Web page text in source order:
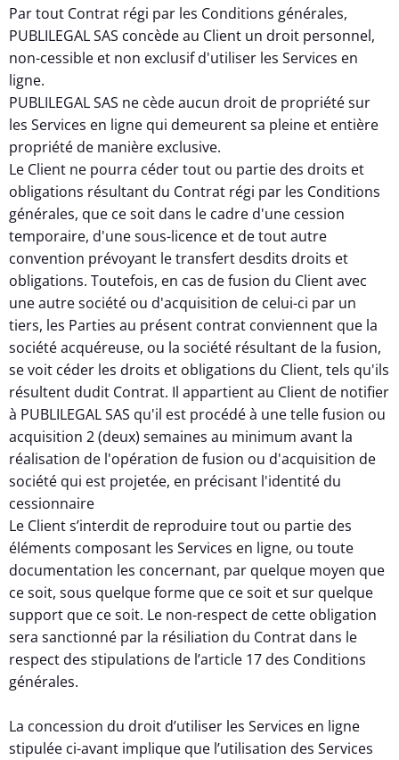
Par tout Contrat régi par les Conditions générales,
PUBLILEGAL SAS concède au Client un droit personnel,
non-cessible et non exclusif d'utiliser les Services en
ligne.
PUBLILEGAL SAS ne cède aucun droit de propriété sur
les Services en ligne qui demeurent sa pleine et entière
propriété de manière exclusive.
Le Client ne pourra céder tout ou partie des droits et
obligations résultant du Contrat régi par les Conditions
générales, que ce soit dans le cadre d'une cession
temporaire, d'une sous-licence et de tout autre
convention prévoyant le transfert desdits droits et
obligations. Toutefois, en cas de fusion du Client avec
une autre société ou d'acquisition de celui-ci par un
tiers, les Parties au présent contrat conviennent que la
société acquéreuse, ou la société résultant de la fusion,
se voit céder les droits et obligations du Client, tels qu'ils
résultent dudit Contrat. Il appartient au Client de notifier
à PUBLILEGAL SAS qu'il est procédé à une telle fusion ou
acquisition 2 (deux) semaines au minimum avant la
réalisation de l'opération de fusion ou d'acquisition de
société qui est projetée, en précisant l'identité du
cessionnaire
Le Client s’interdit de reproduire tout ou partie des
éléments composant les Services en ligne, ou toute
documentation les concernant, par quelque moyen que
ce soit, sous quelque forme que ce soit et sur quelque
support que ce soit. Le non-respect de cette obligation
sera sanctionné par la résiliation du Contrat dans le
respect des stipulations de l’article 17 des Conditions
générales.
La concession du droit d’utiliser les Services en ligne
stipulée ci-avant implique que l’utilisation des Services